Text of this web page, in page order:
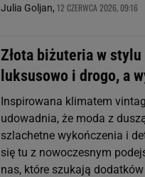
Julia Goljan, 12 CZERWCA 2026, 09:16
Złota biżuteria w
luksusowo i drogo, a
Inspirowana klimatem
udowadnia, że moda z
szlachetne wykończenia i
się tu z nowoczesnym
nas, które szukają